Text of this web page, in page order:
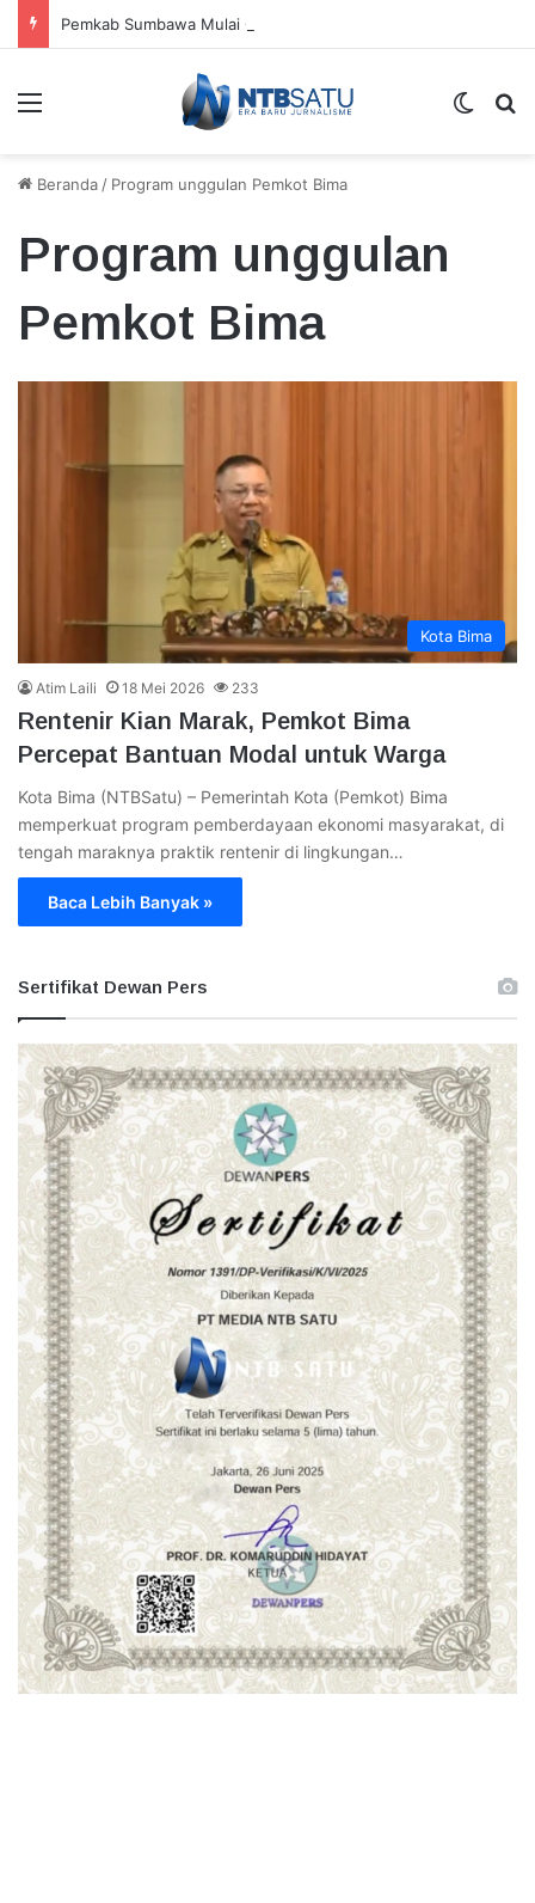
Menu
Beranda / Program unggulan Pemkot Bima
Program unggulan
Pemkot Bima
Kota Bima
Atim Laili 18 Mei 2026 233
Rentenir Kian Marak, Pemkot Bima
Percepat Bantuan Modal untuk Warga
Kota Bima (NTBSatu) – Pemerintah Kota (Pemkot) Bima
memperkuat program pemberdayaan ekonomi masyarakat, di
tengah maraknya praktik rentenir di lingkungan…
Baca Lebih Banyak »
Sertifikat Dewan Pers